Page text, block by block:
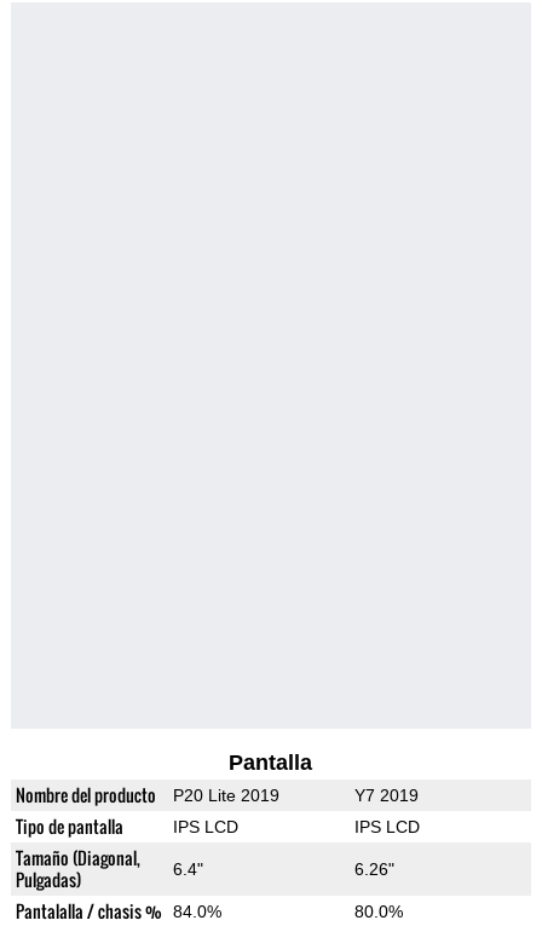
Pantalla
Nombre del producto P20 Lite 2019 Y7 2019
Tipo de pantalla IPS LCD IPS LCD
Tamaño (Diagonal,
Pulgadas)
6.4" 6.26"
Pantalalla / chasis % 84.0% 80.0%